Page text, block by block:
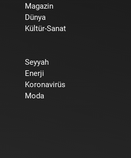
Magazin
Dünya
Kültür-Sanat
Seyyah
Enerji
Koronavirüs
Moda